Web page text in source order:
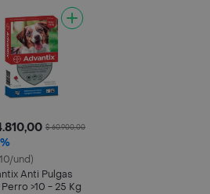
$ 60.900,00
und)
Anti Pulgas
>10 - 25 Kg